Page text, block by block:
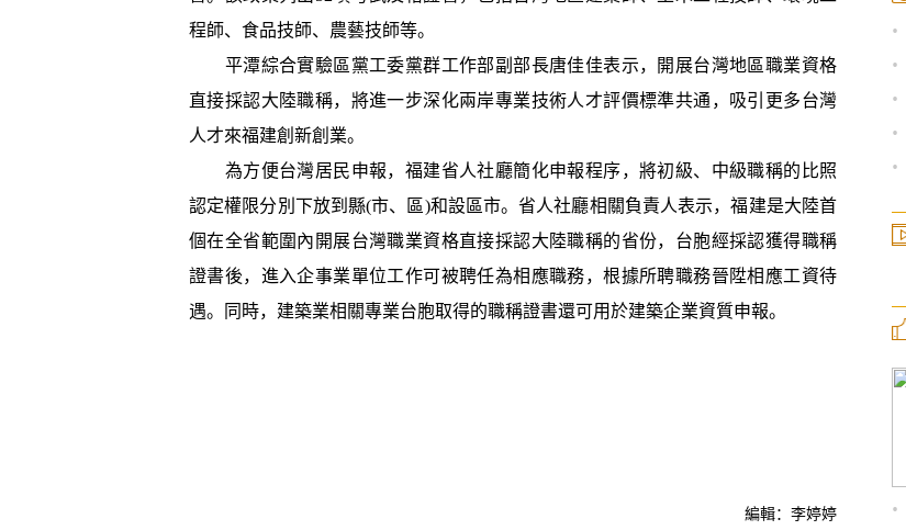
程師、食品技師、農藝技師等。
平潭綜合實驗區黨工委黨群工作部副部長唐佳佳表示，開展台灣地區職業資格
直接採認大陸職稱，將進一步深化兩岸專業技術人才評價標準共通，吸引更多台灣
人才來福建創新創業。
為方便台灣居民申報，福建省人社廳簡化申報程序，將初級、中級職稱的比照
認定權限分別下放到縣(市、區)和設區市。省人社廳相關負責人表示，福建是大陸首
個在全省範圍內開展台灣職業資格直接採認大陸職稱的省份，台胞經採認獲得職稱
證書後，進入企事業單位工作可被聘任為相應職務，根據所聘職務晉陞相應工資待
遇。同時，建築業相關專業台胞取得的職稱證書還可用於建築企業資質申報。
編輯：李婷婷
•
•
•
•
•
•